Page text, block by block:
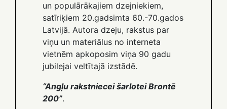
un populārākajiem dzejniekiem,
satīriķiem 20.gadsimta 60.-70.gados
Latvijā. Autora dzeju, rakstus par
viņu un materiālus no interneta
vietnēm apkoposim viņa 90 gadu
jubilejai veltītajā izstādē.
“Angļu rakstniecei šarlotei Brontē
200”.